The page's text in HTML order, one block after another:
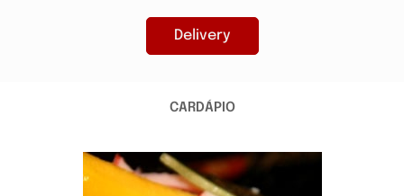
Delivery
CARDÁPIO